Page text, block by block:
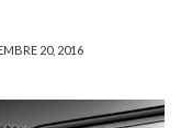
20, 2016